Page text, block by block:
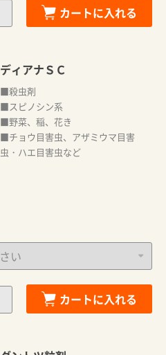
カートに入れる
ディアナＳＣ
■殺虫剤
■スピノシン系
■野菜、稲、花き
■チョウ目害虫、アザミウマ目害
虫・ハエ目害虫など
カートに入れる